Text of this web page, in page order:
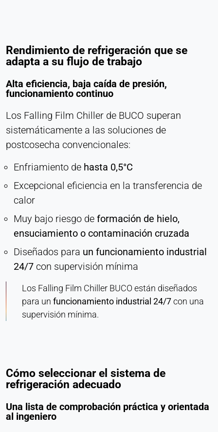
Rendimiento de refrigeración que se
adapta a su flujo de trabajo
Alta eficiencia, baja caída de presión,
funcionamiento continuo
Los Falling Film Chiller de BUCO superan
sistemáticamente a las soluciones de
postcosecha convencionales:
Enfriamiento de hasta 0,5°C
Excepcional eficiencia en la transferencia de
calor
Muy bajo riesgo de formación de hielo,
ensuciamiento o contaminación cruzada
Diseñados para un funcionamiento industrial
24/7 con supervisión mínima
Los Falling Film Chiller BUCO están diseñados
para un funcionamiento industrial 24/7con una
supervisión mínima.
Cómo seleccionar el sistema de
refrigeración adecuado
Una lista de comprobación práctica y orientada
al ingeniero